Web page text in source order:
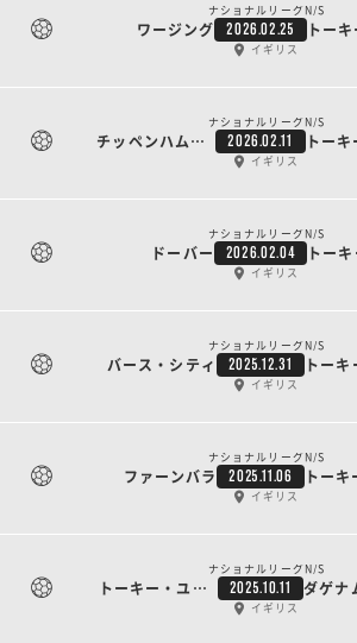
ナショナルリーグN/S
ワージング 2026.02.25
イギリス
ナショナルリーグN/S
チッペンハム・タウン 2026.02.11
イギリス
ナショナルリーグN/S
ドーバー 2026.02.04
イギリス
ナショナルリーグN/S
バース・シティ 2025.12.31
イギリス
ナショナルリーグN/S
ファーンバラ 2025.11.06
イギリス
ナショナルリーグN/S
トーキー・ユナイテッド 2025.10.11
イギリス